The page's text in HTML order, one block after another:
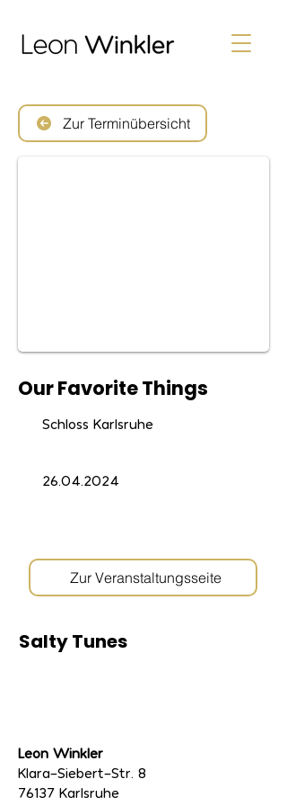
Zur Terminübersicht
Our Favorite Things
Schloss Karlsruhe
26.04.2024
Zur Veranstaltungsseite
Salty Tunes
Leon Winkler
Klara-Siebert-Str. 8
76137 Karlsruhe